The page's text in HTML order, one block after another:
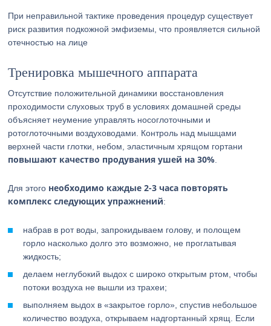
При неправильной тактике проведения процедур существует
риск развития подкожной эмфиземы, что проявляется сильной
отечностью на лице
Тренировка мышечного аппарата
Отсутствие положительной динамики восстановления
проходимости слуховых труб в условиях домашней среды
объясняет неумение управлять носоглоточными и
ротоглоточными воздуховодами. Контроль над мышцами
верхней части глотки, небом, эластичным хрящом гортани
повышают качество продувания ушей на 30%
Для этого необходимо каждые 2-3 часа повторять
комплекс следующих упражнений:
набрав в рот воды, запрокидываем голову, и полощем
горло насколько долго это возможно, не проглатывая
жидкость;
делаем неглубокий выдох с широко открытым ртом, чтобы
потоки воздуха не вышли из трахеи;
выполняем выдох в «закрытое горло», спустив небольшое
количество воздуха, открываем надгортанный хрящ. Если